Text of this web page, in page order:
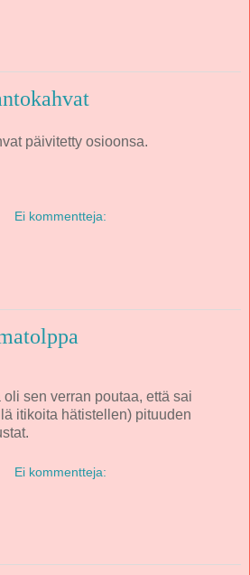
päivitetty osioonsa.
Ei kommentteja:
sen verran poutaa, että sai
itikoita hätistellen) pituuden
Ei kommentteja: